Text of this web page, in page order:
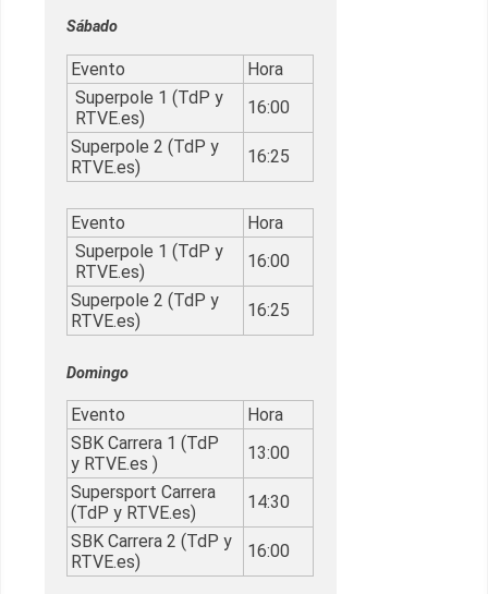
Sábado
Evento
Hora
Superpole 1 (TdP y
RTVE.es)
16:00
Superpole 2 (TdP y
RTVE.es)
16:25
Evento
Hora
Superpole 1 (TdP y
RTVE.es)
16:00
Superpole 2 (TdP y
RTVE.es)
16:25
Domingo
Evento
Hora
SBK Carrera 1 (TdP
y RTVE.es )
13:00
Supersport Carrera
(TdP y RTVE.es)
14:30
SBK Carrera 2 (TdP y
RTVE.es)
16:00